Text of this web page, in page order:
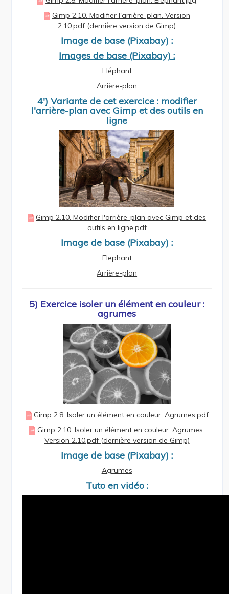
Gimp 2.10. Modifier l'arrière-plan. Version
2.10.pdf (dernière version de Gimp)
Image de base (Pixabay) :
Images de base (Pixabay) :
Eléphant
Arrière-plan
4') Variante de cet exercice : modifier
l'arrière-plan avec Gimp et des outils en
ligne
Gimp 2.10. Modifier l'arrière-plan avec Gimp et des
outils en ligne.pdf
Image de base (Pixabay) :
Elephant
Arrière-plan
5) Exercice isoler un élément en couleur :
agrumes
Gimp 2.8. Isoler un élément en couleur. Agrumes.pdf
Gimp 2.10. Isoler un élément en couleur. Agrumes.
Version 2.10.pdf (dernière version de Gimp)
Image de base (Pixabay) :
Agrumes
Tuto en vidéo :